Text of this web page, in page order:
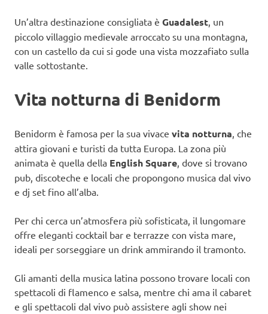
Un’altra destinazione consigliata è Guadalest, un
piccolo villaggio medievale arroccato su una montagna,
con un castello da cui si gode una vista mozzafiato sulla
valle sottostante.
Vita notturna di Benidorm
Benidorm è famosa per la sua vivace vita notturna, che
attira giovani e turisti da tutta Europa. La zona più
animata è quella della English Square, dove si trovano
pub, discoteche e locali che propongono musica dal vivo
e dj set fino all’alba.
Per chi cerca un’atmosfera più sofisticata, il lungomare
offre eleganti cocktail bar e terrazze con vista mare,
ideali per sorseggiare un drink ammirando il tramonto.
Gli amanti della musica latina possono trovare locali con
spettacoli di flamenco e salsa, mentre chi ama il cabaret
e gli spettacoli dal vivo può assistere agli show nei